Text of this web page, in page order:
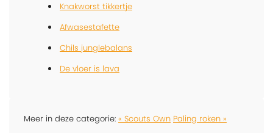
Knakworst tikkertje
Afwasestafette
Chils junglebalans
De vloer is lava
Meer in deze categorie: « Scouts Own Paling roken »